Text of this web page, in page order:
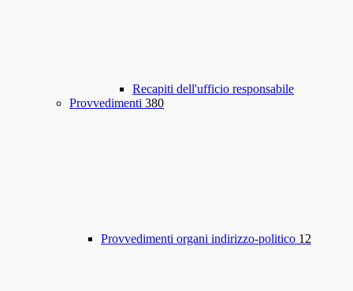
Recapiti dell'ufficio responsabile
Provvedimenti 380
Provvedimenti organi indirizzo-politico 12